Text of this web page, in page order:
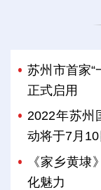
苏州市首家“
正式启用
2022年苏州
动将于7月
《家乡黄
化魅力